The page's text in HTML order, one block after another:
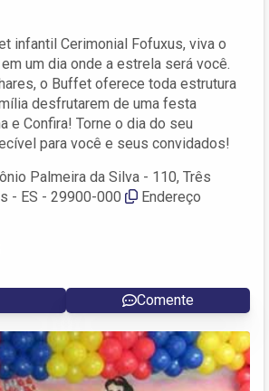
infantil Cerimonial Fofuxus, viva o
um dia onde a estrela será você.
o Buffet oferece toda estrutura
desfrutarem de uma festa
e Confira! Torne o dia do seu
para você e seus convidados!
Palmeira da Silva - 110, Três
- ES - 29900-000
Endereço
Comente